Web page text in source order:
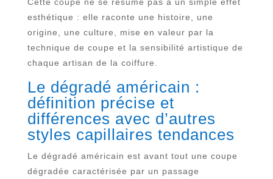
Cette coupe ne se résume pas à un simple effet
esthétique : elle raconte une histoire, une
origine, une culture, mise en valeur par la
technique de coupe et la sensibilité artistique de
chaque artisan de la coiffure.
Le dégradé américain :
définition précise et
différences avec d’autres
styles capillaires tendances
Le dégradé américain est avant tout une coupe
dégradée caractérisée par un passage